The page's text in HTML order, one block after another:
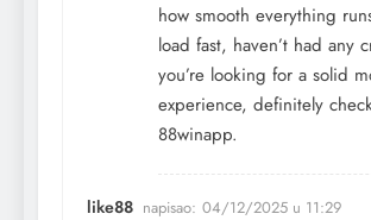
how smooth everything
load fast, haven’t had any
you’re looking for a solid
experience, definitely
88winapp.
like88 napisao: 04/12/2025 u 11:29